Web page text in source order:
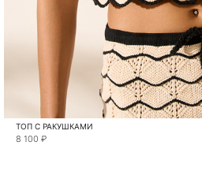
ТОП С РАКУШКАМИ
8 100 ₽